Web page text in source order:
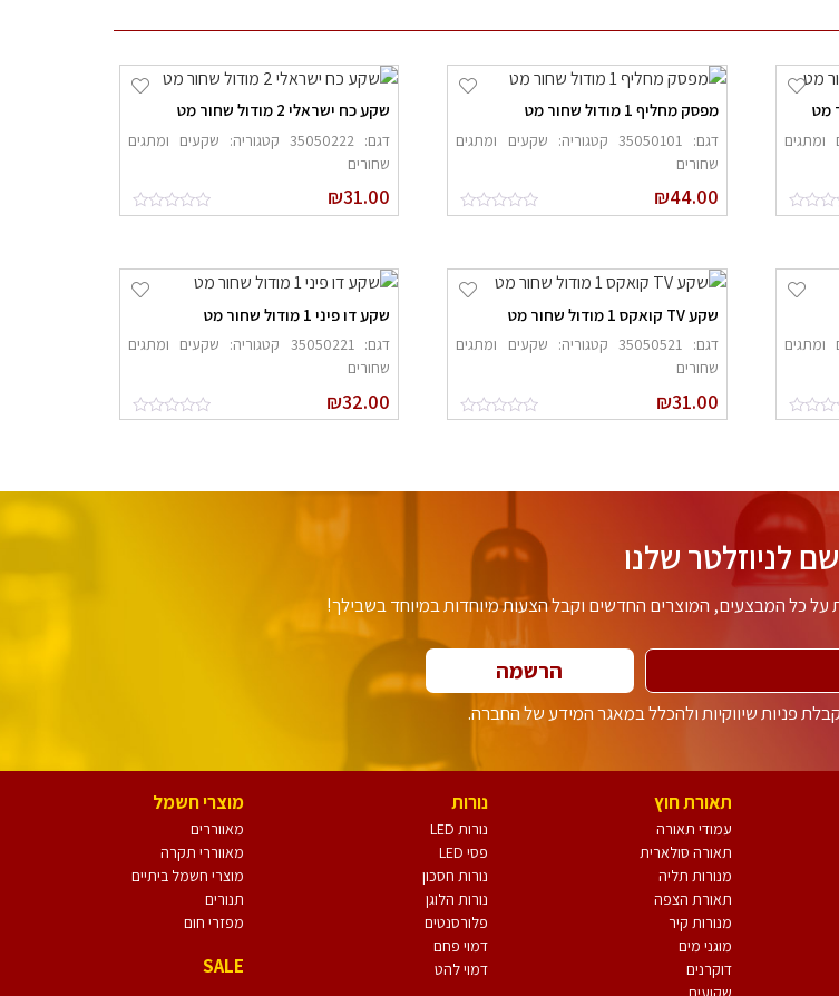
ומתגים
מפסק מחליף 1 מודול שחור מט
דגם: 35050101 קטגוריה: שקעים ומתגים
שחורים
₪44.00
שקע כח ישראלי 2 מודול שחור מט
דגם: 35050222 קטגוריה: שקעים ומתגים
שחורים
₪31.00
ומתגים
שקע TV קואקס 1 מודול שחור מט
דגם: 35050521 קטגוריה: שקעים ומתגים
שחורים
₪31.00
שקע דו פיני 1 מודול שחור מט
דגם: 35050221 קטגוריה: שקעים ומתגים
שחורים
₪32.00
לניוזלטר שלנו
על כל המבצעים, המוצרים החדשים וקבל הצעות מיוחדות במיוחד בשבילך!
הרשמה
פניות שיווקיות ולהכלל במאגר המידע של החברה.
תאורת חוץ
עמודי תאורה
תאורה סולארית
מנורות תליה
תאורת הצפה
מנורות קיר
מוגני מים
דוקרנים
נורות
נורות LED
פסי LED
נורות חסכון
נורות הלוגן
פלורסנטים
דמוי פחם
דמוי להט
מוצרי חשמל
מאווררים
מאווררי תקרה
מוצרי חשמל ביתיים
תנורים
מפזרי חום
SALE